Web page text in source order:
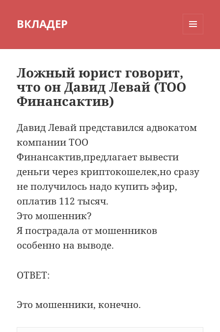
ВКЛАДЕР
Ложный юрист говорит,
что он Давид Левай (ТОО
Финансактив)
Давид Левай представился адвокатом
компании ТОО
Финансактив,предлагает вывести
деньги через криптокошелек,но сразу
не получилось надо купить эфир,
оплатив 112 тысяч.
Это мошенник?
Я пострадала от мошенников
особенно на выводе.
ОТВЕТ:
Это мошенники, конечно.